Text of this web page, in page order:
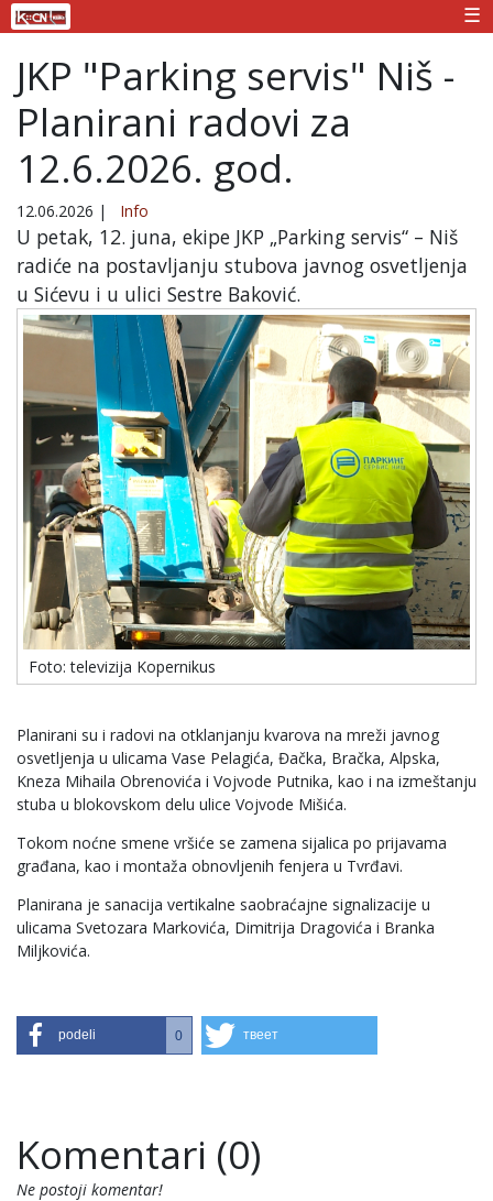
☰
JKP "Parking servis" Niš -
Planirani radovi za
12.6.2026. god.
12.06.2026 | Info
U petak, 12. juna, ekipe JKP „Parking servis“ – Niš
radiće na postavljanju stubova javnog osvetljenja
u Sićevu i u ulici Sestre Baković.
Foto: televizija Kopernikus
Planirani su i radovi na otklanjanju kvarova na mreži javnog
osvetljenja u ulicama Vase Pelagića, Đačka, Bračka, Alpska,
Kneza Mihaila Obrenovića i Vojvode Putnika, kao i na izmeštanju
stuba u blokovskom delu ulice Vojvode Mišića.
Tokom noćne smene vršiće se zamena sijalica po prijavama
građana, kao i montaža obnovljenih fenjera u Tvrđavi.
Planirana je sanacija vertikalne saobraćajne signalizacije u
ulicama Svetozara Markovića, Dimitrija Dragovića i Branka
Miljkovića.
podeli 0 твеет
Komentari (0)
Ne postoji komentar!